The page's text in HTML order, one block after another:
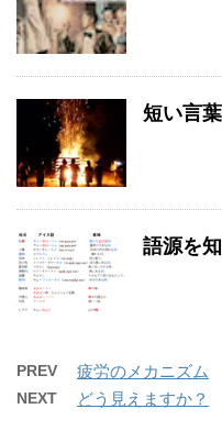
短い言
語源を
PREV 疲労のメカニズム
NEXT どう見えますか？